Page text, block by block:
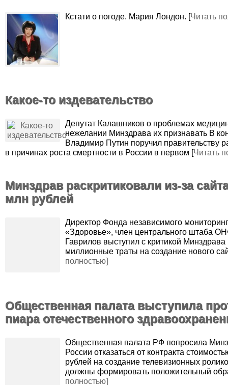
Кстати о погоде. Мария Лондон. [Читать
Какое-то издевательство
Депутат Калашников о проблемах
нежелании Минздрава их признавать В
Владимир Путин поручил правительству
в причинах роста смертности в России в первом [Читать
Минздрав раскритиковали из-за
млн рублей
Директор Фонда независимого
«Здоровье», член центрального штаба
Гаврилов выступил с критикой
миллионные траты на создание нового
полностью]
Общественная палата выступила
пиара отечественного
Общественная палата РФ попросила
России отказаться от контракта
рублей на создание телевизионных
должны формировать положительный
полностью]